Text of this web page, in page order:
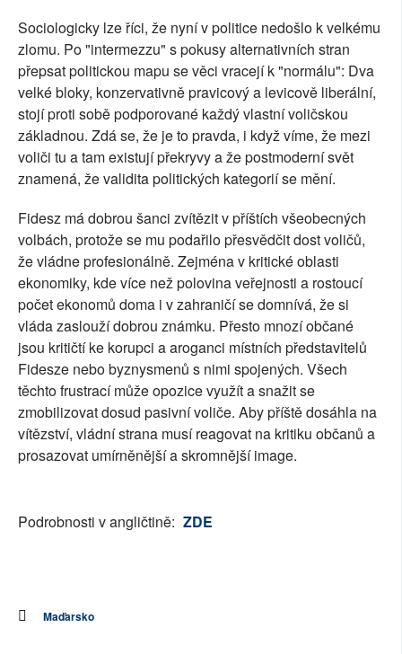
Sociologicky lze říci, že nyní v politice nedošlo k velkému
zlomu. Po "intermezzu" s pokusy alternativních stran
přepsat politickou mapu se věci vracejí k "normálu": Dva
velké bloky, konzervativně pravicový a levicově liberální,
stojí proti sobě podporované každý vlastní voličskou
základnou. Zdá se, že je to pravda, i když víme, že mezi
voliči tu a tam existují překryvy a že postmoderní svět
znamená, že validita politických kategorií se mění.
Fidesz má dobrou šanci zvítězit v příštích všeobecných
volbách, protože se mu podařilo přesvědčit dost voličů,
že vládne profesionálně. Zejména v kritické oblasti
ekonomiky, kde více než polovina veřejnosti a rostoucí
počet ekonomů doma i v zahraničí se domnívá, že si
vláda zaslouží dobrou známku. Přesto mnozí občané
jsou kritičtí ke korupci a aroganci místních představitelů
Fidesze nebo byznysmenů s nimi spojených. Všech
těchto frustrací může opozice využít a snažit se
zmobilizovat dosud pasivní voliče. Aby příště dosáhla na
vítězství, vládní strana musí reagovat na kritiku občanů a
prosazovat umírněnější a skromnější image.
Podrobnosti v angličtině: ZDE
Maďarsko